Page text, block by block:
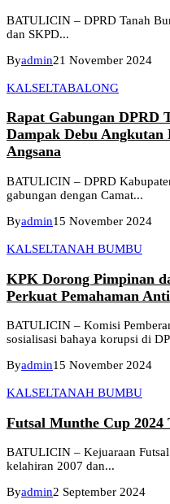
BATULICIN – DPRD Tanah
dan SKPD...
Byadmin21 November 2024
KALSELTABALONG
Rapat Gabungan DPRD
Dampak Debu
Angsana
BATULICIN – DPRD
gabungan dengan Camat...
Byadmin15 November 2024
KALSELTANAH BUMBU
KPK Dorong Pimpinan
Perkuat Pemahaman
BATULICIN – Komisi
sosialisasi bahaya korupsi di
Byadmin15 November 2024
KALSELTANAH BUMBU
Futsal Munthe Cup 2024
BATULICIN – Kejuaraan
kelahiran 2007 dan...
Byadmin2 September 2024